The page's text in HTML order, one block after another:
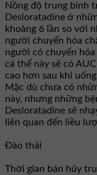
Nồng độ trung bình
Desloratadine ở
khoảng 6 lần so với
người chuyển hóa
người có chuyển
cá thể này sẽ có
cao hơn sau khi
Mặc dù chưa có
này, nhưng những
Desloratadine sẽ
liên quan đến liều
Đào thải
Thời gian bán hủy